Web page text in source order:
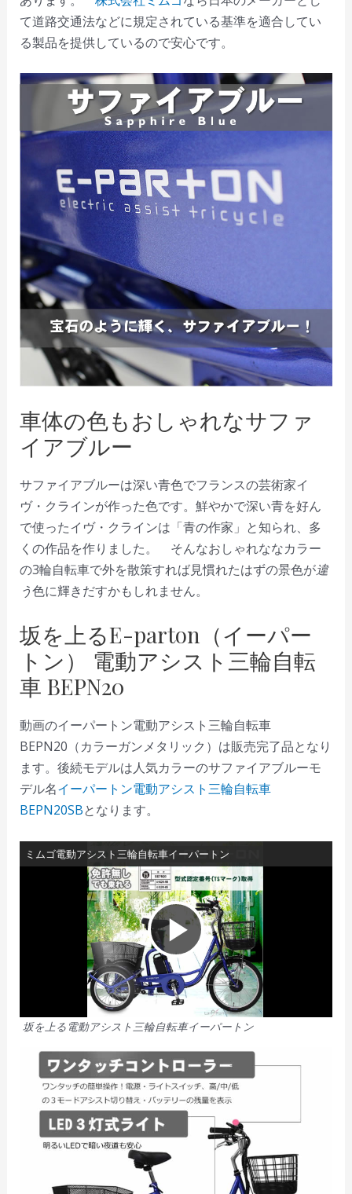
て道路交通法などに規定されている基準を適合してい
る製品を提供しているので安心です。
車体の色もおしゃれなサファ
イアブルー
サファイアブルーは深い青色でフランスの芸術家イ
ヴ・クラインが作った色です。鮮やかで深い青を好ん
で使ったイヴ・クラインは「青の作家」と知られ、多
くの作品を作りました。 そんなおしゃれななカラー
の3輪自転車で外を散策すれば見慣れたはずの景色が違
う色に輝きだすかもしれません。
坂を上るE-parton（イーパー
トン） 電動アシスト三輪自転
車 BEPN20
動画のイーパートン電動アシスト三輪自転車
BEPN20（カラーガンメタリック）は販売完了品となり
ます。後続モデルは人気カラーのサファイアブルーモ
デル名イーパートン電動アシスト三輪自転車
BEPN20SBとなります。
ミムゴ電動アシスト三輪自転車イーパートン
P
a
y
V
坂を上る電動アシスト三輪自転車イーパートン